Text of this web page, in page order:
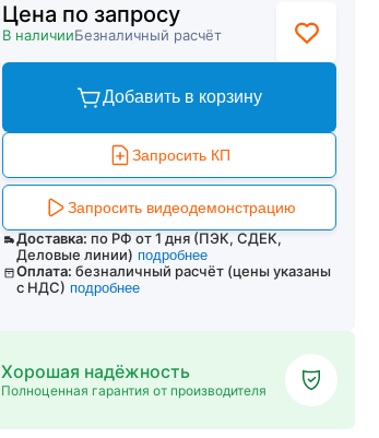
Цена по запросу
В наличииБезналичный расчёт
Добавить в корзину
Запросить КП
Запросить видеодемонстрацию
Доставка: по РФ от 1 дня (ПЭК, СДЕК,
Деловые линии) подробнее
Оплата: безналичный расчёт (цены указаны
с НДС) подробнее
Хорошая надёжность
Полноценная гарантия от производителя